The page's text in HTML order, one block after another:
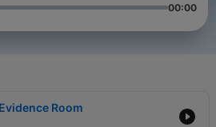
00:00
Room